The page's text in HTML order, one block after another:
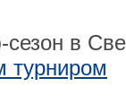
сезон в
турниром